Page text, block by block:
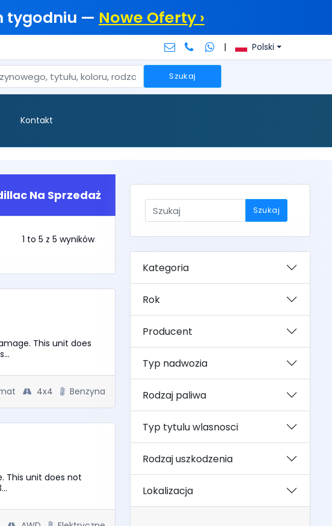
tygodniu — Nowe Oferty ›
| Polski
Szukaj
Kontakt
Na Sprzedaż
1 to 5 z 5 wyników
This unit does
4x4 Benzyna
This unit does not
Szukaj
Kategoria
Rok
Producent
Typ nadwozia
Rodzaj paliwa
Typ tytulu wlasnosci
Rodzaj uszkodzenia
Lokalizacja